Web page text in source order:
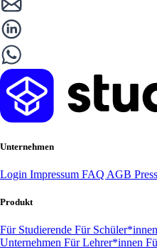
Unternehmen
Login Impressum FAQ AGB
Produkt
Für Studierende Für Schüler*innen
Unternehmen Für Lehrer*innen